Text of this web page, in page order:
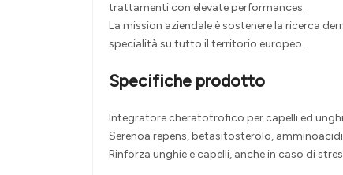
trattamenti con elevate performances.
La mission aziendale è sostenere la ricerca
specialità su tutto il territorio europeo.
Specifiche prodotto
Integratore cheratotrofico per capelli ed
Serenoa repens, betasitosterolo,
Rinforza unghie e capelli, anche in caso di